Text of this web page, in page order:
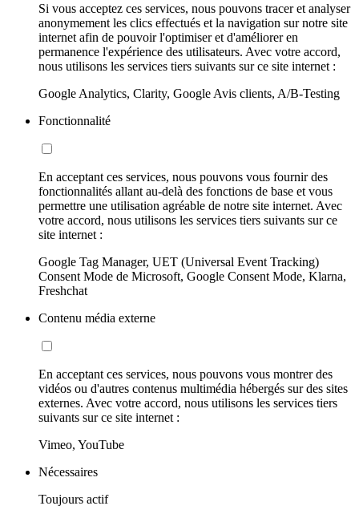
Si vous acceptez ces services, nous pouvons tracer et analyser
anonymement les clics effectués et la navigation sur notre site
internet afin de pouvoir l'optimiser et d'améliorer en
permanence l'expérience des utilisateurs. Avec votre accord,
nous utilisons les services tiers suivants sur ce site internet :
Google Analytics, Clarity, Google Avis clients, A/B-Testing
Fonctionnalité
En acceptant ces services, nous pouvons vous fournir des
fonctionnalités allant au-delà des fonctions de base et vous
permettre une utilisation agréable de notre site internet. Avec
votre accord, nous utilisons les services tiers suivants sur ce
site internet :
Google Tag Manager, UET (Universal Event Tracking)
Consent Mode de Microsoft, Google Consent Mode, Klarna,
Freshchat
Contenu média externe
En acceptant ces services, nous pouvons vous montrer des
vidéos ou d'autres contenus multimédia hébergés sur des sites
externes. Avec votre accord, nous utilisons les services tiers
suivants sur ce site internet :
Vimeo, YouTube
Nécessaires
Toujours actif